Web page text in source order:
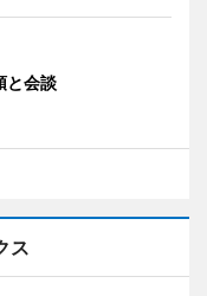
と会談
ス